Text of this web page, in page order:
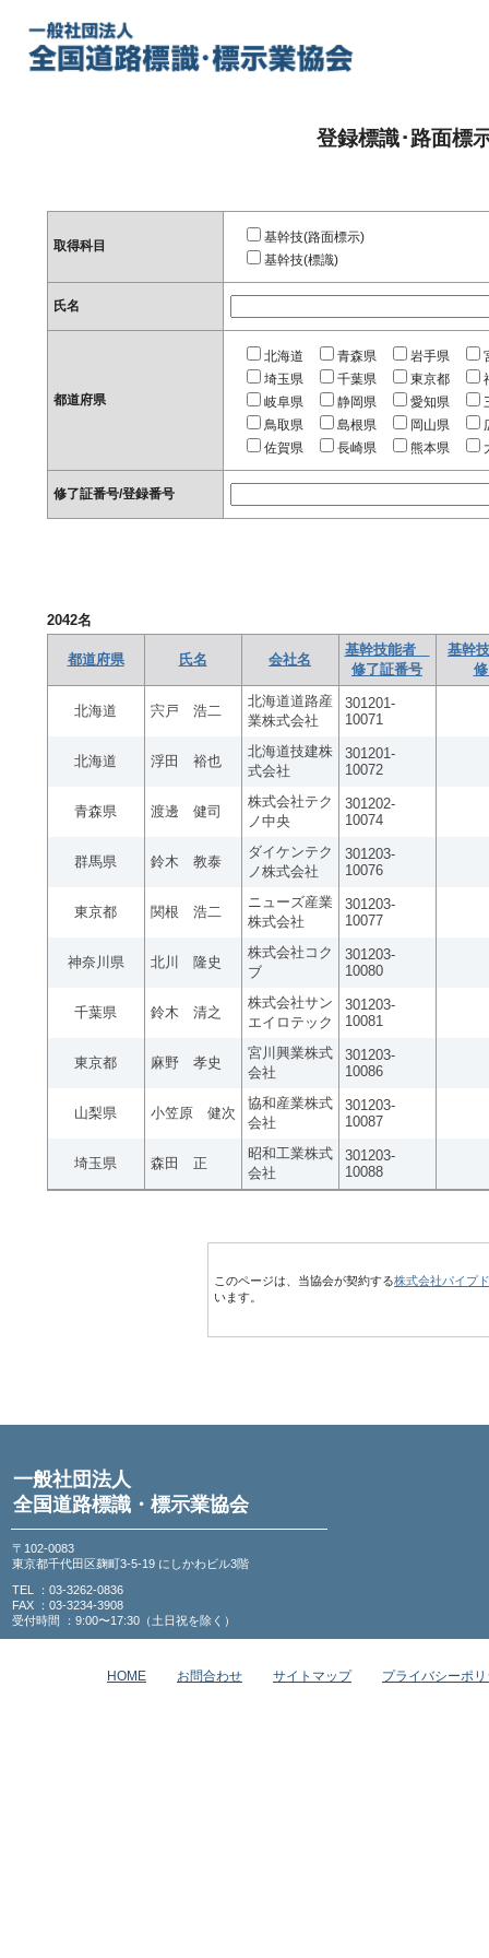
登録標識･路面標
取得科目
基幹技(路面標示)
基幹技(標識)
氏名
都道府県
北海道 青森県 岩手県
埼玉県
千葉県 東京都
岐阜県
静岡県 愛知県
鳥取県
島根県 岡山県
佐賀県
長崎県 熊本県
修了証番号/登録番号
2042名
都道府県 氏名 会社名
基幹技能者
修了証番号
基幹
北海道 宍戸 浩二
北海道道路産
業株式会社
301201-
10071
北海道 浮田 裕也
北海道技建株
式会社
301201-
10072
青森県 渡邊 健司
株式会社テク
ノ中央
301202-
10074
群馬県 鈴木 教泰
ダイケンテク
ノ株式会社
301203-
10076
東京都 関根 浩二
ニューズ産業
株式会社
301203-
10077
神奈川県 北川 隆史
株式会社コク
ブ
301203-
10080
千葉県 鈴木 清之
株式会社サン
エイロテック
301203-
10081
東京都 麻野 孝史
宮川興業株式
会社
301203-
10086
山梨県 小笠原 健次
協和産業株式
会社
301203-
10087
埼玉県 森田 正
昭和工業株式
会社
301203-
10088
このページは、当協会が契約する株式会社パイプ
います。
一般社団法人
全国道路標識・標示業協会
〒102-0083
東京都千代田区麹町3-5-19 にしかわビル3階
TEL ：03-3262-0836
FAX ：03-3234-3908
受付時間 ：9:00〜17:30（土日祝を除く）
HOME お問合わせ サイトマップ プライバシーポ